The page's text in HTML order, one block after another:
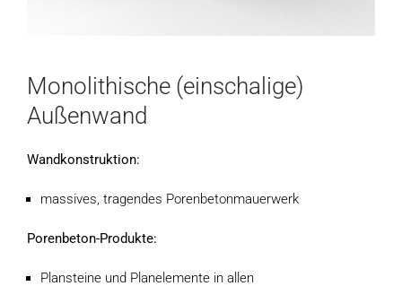
Monolithische (einschalige)
Außenwand
Wandkonstruktion:
massives, tragendes Porenbetonmauerwerk
Porenbeton-Produkte:
Plansteine und Planelemente in allen